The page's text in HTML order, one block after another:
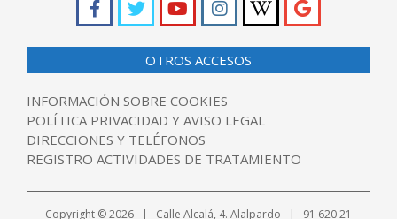
OTROS ACCESOS
INFORMACIÓN SOBRE COOKIES
POLÍTICA PRIVACIDAD Y AVISO LEGAL
DIRECCIONES Y TELÉFONOS
REGISTRO ACTIVIDADES DE TRATAMIENTO
Copyright © 2026 | Calle Alcalá, 4. Alalpardo | 91 620 21